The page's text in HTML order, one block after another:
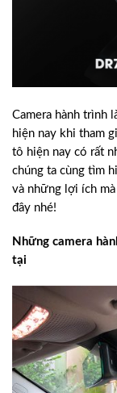
Camera hành trình
hiện nay khi tham
tô hiện nay có rất
chúng ta cùng tìm
và những lợi ích
đây nhé!
Những camera
tại